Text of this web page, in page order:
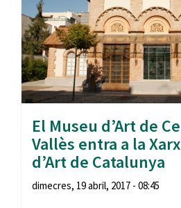
El Museu d’Art de
Vallès entra a la
d’Art de Catalunya
dimecres, 19 abril, 2017 - 08:45